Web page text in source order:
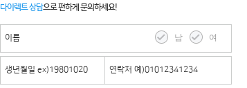
다이렉트 상담으로 편하게 문의하세요!
남 여